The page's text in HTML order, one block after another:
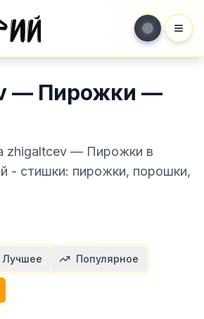
— Пирожки —
zhigaltcev — Пирожки в
- стишки: пирожки, порошки,
Лучшее Популярное